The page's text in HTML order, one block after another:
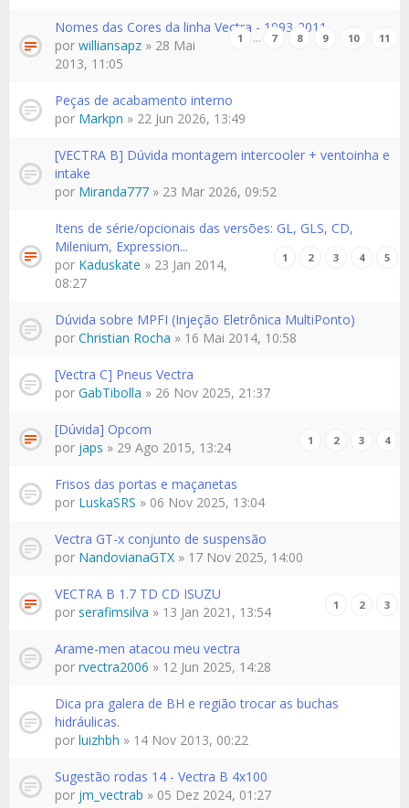
Nomes das Cores da linha Vectra - 1993-2011
1 … 7 8 9 10 11
por williansapz » 28 Mai
2013, 11:05
Peças de acabamento interno
por Markpn » 22 Jun 2026, 13:49
[VECTRA B] Dúvida montagem intercooler + ventoinha e
intake
por Miranda777 » 23 Mar 2026, 09:52
Itens de série/opcionais das versões: GL, GLS, CD,
Milenium, Expression...
1 2 3 4 5
por Kaduskate » 23 Jan 2014,
08:27
Dúvida sobre MPFI (Injeção Eletrônica MultiPonto)
por Christian Rocha » 16 Mai 2014, 10:58
[Vectra C] Pneus Vectra
por GabTibolla » 26 Nov 2025, 21:37
[Dúvida] Opcom
1 2 3 4
por japs » 29 Ago 2015, 13:24
Frisos das portas e maçanetas
por LuskaSRS » 06 Nov 2025, 13:04
Vectra GT-x conjunto de suspensão
por NandovianaGTX » 17 Nov 2025, 14:00
VECTRA B 1.7 TD CD ISUZU
1 2 3
por serafimsilva » 13 Jan 2021, 13:54
Arame-men atacou meu vectra
por rvectra2006 » 12 Jun 2025, 14:28
Dica pra galera de BH e região trocar as buchas
hidráulicas.
por luizhbh » 14 Nov 2013, 00:22
Sugestão rodas 14 - Vectra B 4x100
por jm_vectrab » 05 Dez 2024, 01:27